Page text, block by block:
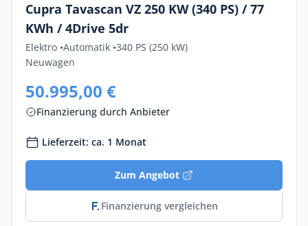
Cupra Tavascan VZ 250 KW (340 PS) / 77
KWh / 4Drive 5dr
Elektro •Automatik •340 PS (250 kW)
Neuwagen
50.995,00 €
Finanzierung durch Anbieter
Lieferzeit: ca. 1 Monat
Zum Angebot
Finanzierung vergleichen